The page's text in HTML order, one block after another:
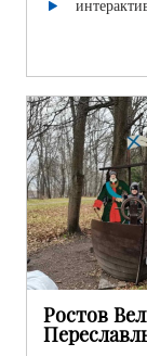
Ростов